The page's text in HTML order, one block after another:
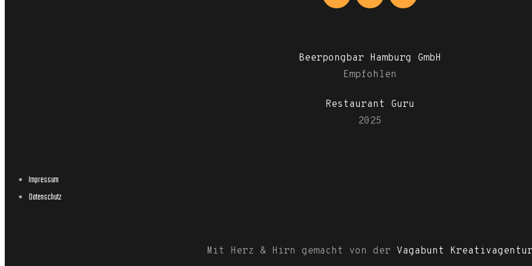
Beerpongbar Hamburg GmbH
Empfohlen
Restaurant Guru
2025
Impressum
Datenschutz
Mit Herz & Hirn gemacht von der Vagabunt